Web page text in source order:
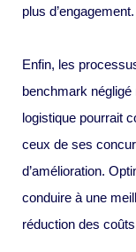
plus d’engagement.
Enfin, les
benchmark
logistique pourrait
ceux de ses
d’amélioration.
conduire à une
réduction des